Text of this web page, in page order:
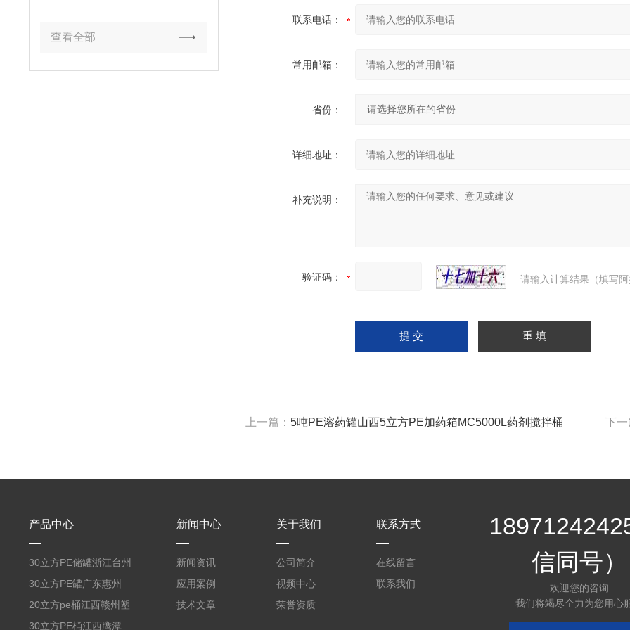
查看全部
联系电话：
常用邮箱：
省份：
详细地址：
补充说明：
验证码： 请输入计算结果（填写
上一篇：5吨PE溶药罐山西5立方PE加药箱MC5000L药剂搅拌桶 下一
产品中心
30立方PE储罐浙江台州
PE蓄水箱一体成型塑料
储罐30吨大桶
30立方PE罐广东惠州
PE水箱厂家定制30吨酸
碱化工储存罐
20立方pe桶江西赣州塑
料防腐储罐20吨PE聚乙
30立方PE桶江西鹰潭
新闻中心
新闻资讯
应用案例
技术文章
关于我们
公司简介
视频中心
荣誉资质
联系方式
在线留言
联系我们
信同号）
欢迎您的咨询
我们将竭尽全力为您用心